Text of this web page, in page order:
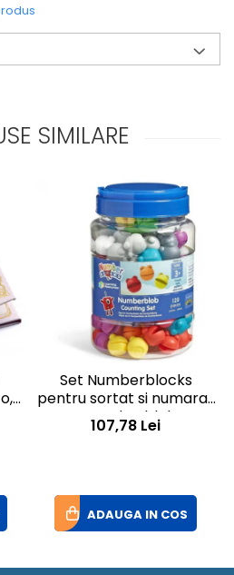
SIMILARE
Set Numberblocks
pentru sortat si numarat
- Numberblob
107,78 Lei
ADAUGA IN COS